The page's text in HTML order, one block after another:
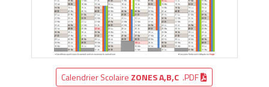
Calendrier Scolaire ZONES A,B,C .PDF